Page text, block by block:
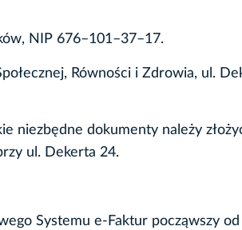
NIP 676–101–37–17.
Równości i Zdrowia, ul.
niezbędne dokumenty należy
ul. Dekerta 24.
Systemu e-Faktur począwszy